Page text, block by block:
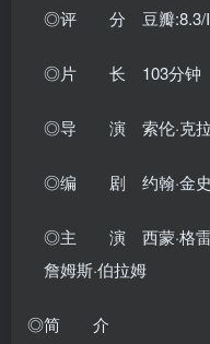
◎评 分 豆瓣:8.3/
◎片 长 103分钟
◎导 演 索伦·克拉
◎编 剧 约翰·金史
◎主 演 西蒙·格雷格
詹姆斯·伯拉姆
◎简 介